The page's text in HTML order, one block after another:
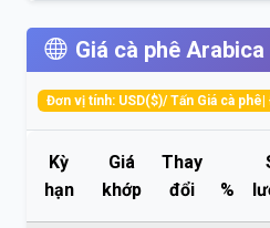
Giá cà phê
Đơn vị tính: USD($)/ Tấn Giá cà
Kỳ
hạn
Giá
khớp
Thay
đổi
%